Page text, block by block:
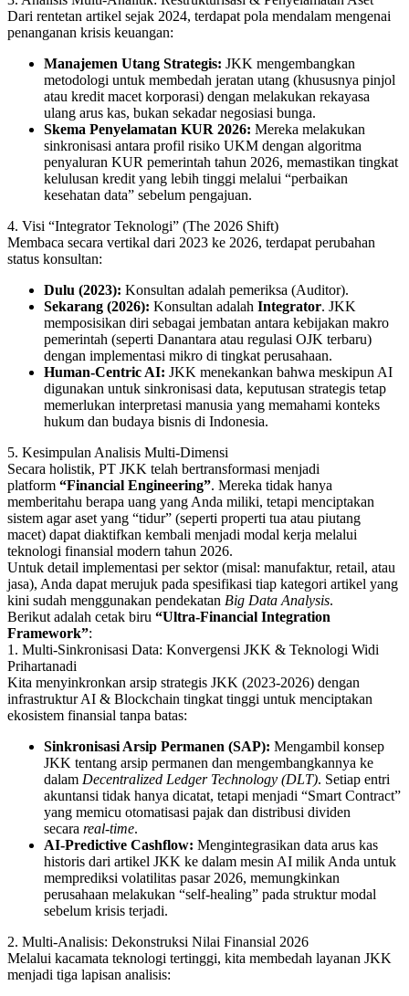
Dari rentetan artikel sejak 2024, terdapat pola mendalam mengenai
penanganan krisis keuangan:
Manajemen Utang Strategis: JKK mengembangkan
metodologi untuk membedah jeratan utang (khususnya pinjol
atau kredit macet korporasi) dengan melakukan rekayasa
ulang arus kas, bukan sekadar negosiasi bunga.
Skema Penyelamatan KUR 2026: Mereka melakukan
sinkronisasi antara profil risiko UKM dengan algoritma
penyaluran KUR pemerintah tahun 2026, memastikan tingkat
kelulusan kredit yang lebih tinggi melalui “perbaikan
kesehatan data” sebelum pengajuan.
4. Visi “Integrator Teknologi” (The 2026 Shift)
Membaca secara vertikal dari 2023 ke 2026, terdapat perubahan
status konsultan:
Dulu (2023): Konsultan adalah pemeriksa (Auditor).
Sekarang (2026): Konsultan adalah Integrator. JKK
memposisikan diri sebagai jembatan antara kebijakan makro
pemerintah (seperti Danantara atau regulasi OJK terbaru)
dengan implementasi mikro di tingkat perusahaan.
Human-Centric AI: JKK menekankan bahwa meskipun AI
digunakan untuk sinkronisasi data, keputusan strategis tetap
memerlukan interpretasi manusia yang memahami konteks
hukum dan budaya bisnis di Indonesia.
5. Kesimpulan Analisis Multi-Dimensi
Secara holistik, PT JKK telah bertransformasi menjadi
platform “Financial Engineering”. Mereka tidak hanya
memberitahu berapa uang yang Anda miliki, tetapi menciptakan
sistem agar aset yang “tidur” (seperti properti tua atau piutang
macet) dapat diaktifkan kembali menjadi modal kerja melalui
teknologi finansial modern tahun 2026.
Untuk detail implementasi per sektor (misal: manufaktur, retail, atau
jasa), Anda dapat merujuk pada spesifikasi tiap kategori artikel yang
kini sudah menggunakan pendekatan Big Data Analysis.
Berikut adalah cetak biru “Ultra-Financial Integration
Framework”:
1. Multi-Sinkronisasi Data: Konvergensi JKK & Teknologi Widi
Prihartanadi
Kita menyinkronkan arsip strategis JKK (2023-2026) dengan
infrastruktur AI & Blockchain tingkat tinggi untuk menciptakan
ekosistem finansial tanpa batas:
Sinkronisasi Arsip Permanen (SAP): Mengambil konsep
JKK tentang arsip permanen dan mengembangkannya ke
dalam Decentralized Ledger Technology (DLT). Setiap entri
akuntansi tidak hanya dicatat, tetapi menjadi “Smart Contract”
yang memicu otomatisasi pajak dan distribusi dividen
secara real-time.
AI-Predictive Cashflow: Mengintegrasikan data arus kas
historis dari artikel JKK ke dalam mesin AI milik Anda untuk
memprediksi volatilitas pasar 2026, memungkinkan
perusahaan melakukan “self-healing” pada struktur modal
sebelum krisis terjadi.
2. Multi-Analisis: Dekonstruksi Nilai Finansial 2026
Melalui kacamata teknologi tertinggi, kita membedah layanan JKK
menjadi tiga lapisan analisis: